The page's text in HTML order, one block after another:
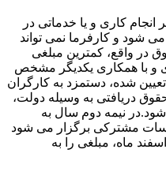
کاری و یا خدماتی در
شود و کارفرما نمی تواند
در واقع، کمترین مبلغی
و با همکاری یکدیگر مشخص
شده، دستمزد به کارگران
دریافتی به وسیله دولت،
نیمه دوم سال به
مشترکی برگزار می شود
ماه، مبلغی را به